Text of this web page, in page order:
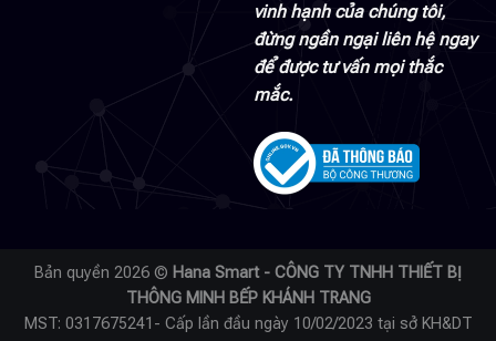
vinh hạnh của chúng tôi,
đừng ngần ngại liên hệ ngay
để được tư vấn mọi thắc
mắc.
Bản quyền 2026 © Hana Smart - CÔNG TY TNHH THIẾT BỊ
THÔNG MINH BẾP KHÁNH TRANG
MST: 0317675241- Cấp lần đầu ngày 10/02/2023 tại sở KH&DT